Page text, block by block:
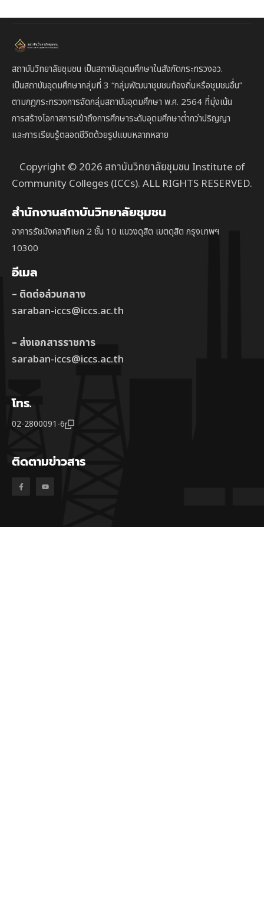
สถาบันวิทยาลัยชุมชน เป็นสถาบันอุดมศึกษาในสังกัดกระทรวงอว.
เป็นสถาบันอุดมศึกษากลุ่มที่ 3 “กลุ่มพัฒนาชุมชนท้องถิ่นหรือชุมชนอื่น”
ตามกฎกระทรวงการจัดกลุ่มสถาบันอุดมศึกษา พ.ศ. 2564 ที่มุ่งเน้น
การสร้างโอกาสการเข้าถึงการศึกษาระดับอุดมศึกษาต่ํากว่าปริญญา
และการเรียนรู้ตลอดชีวิตด้วยรูปแบบหลากหลาย
Copyright © 2026 สถาบันวิทยาลัยชุมชน Institute of
Community Colleges (ICCs). ALL RIGHTS RESERVED.
สำนักงานสถาบันวิทยาลัยชุมชน
อาคารรัชมังคลาภิเษก 2 ชั้น 10 แขวงดุสิต เขตดุสิต กรุงเทพฯ
10300
อีเมล
– ติดต่อส่วนกลาง
saraban-iccs@iccs.ac.th
– ส่งเอกสารราชการ
saraban-iccs@iccs.ac.th
โทร.
02-2800091-6
ติดตามข่าวสาร